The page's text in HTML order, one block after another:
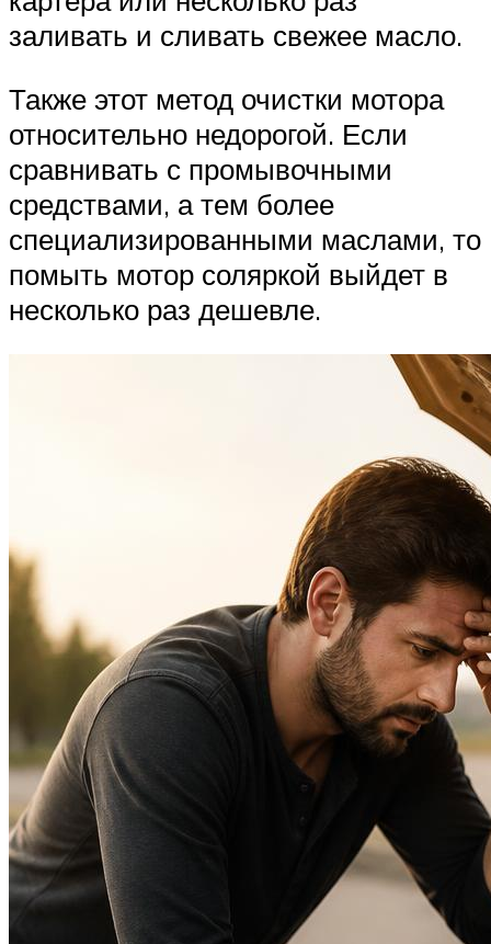
заливать и сливать свежее масло.
Также этот метод очистки мотора
относительно недорогой. Если
сравнивать с промывочными
средствами, а тем более
специализированными маслами, то
помыть мотор соляркой выйдет в
несколько раз дешевле.